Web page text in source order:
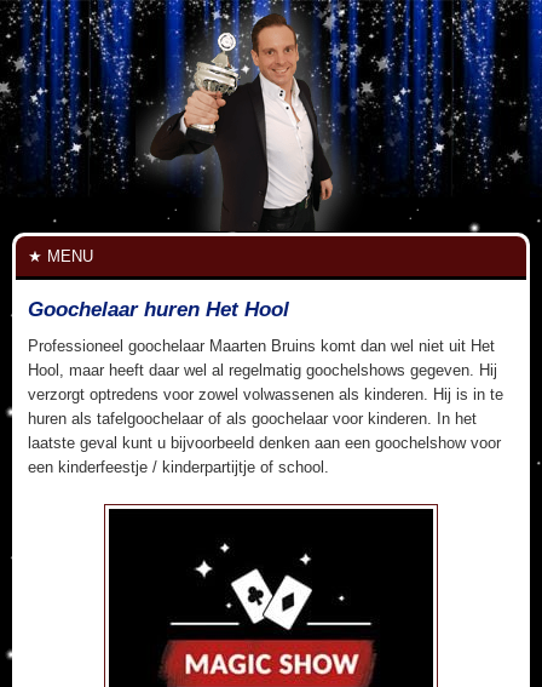
MENU
Goochelaar huren Het Hool
Professioneel goochelaar Maarten Bruins komt dan wel niet uit Het
Hool, maar heeft daar wel al regelmatig goochelshows gegeven. Hij
verzorgt optredens voor zowel volwassenen als kinderen. Hij is in te
huren als tafelgoochelaar of als goochelaar voor kinderen. In het
laatste geval kunt u bijvoorbeeld denken aan een goochelshow voor
een kinderfeestje / kinderpartijtje of school.